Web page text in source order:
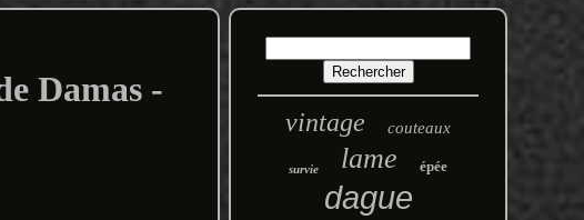
Damas -
vintage couteaux
survie lame épée
dague